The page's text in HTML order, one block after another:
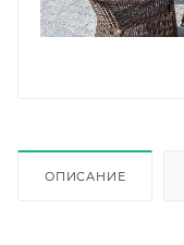
ОПИСАНИЕ